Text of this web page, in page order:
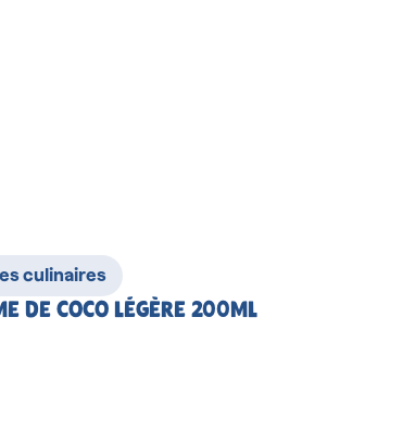
culinaires
DE COCO LÉGÈRE 200ML